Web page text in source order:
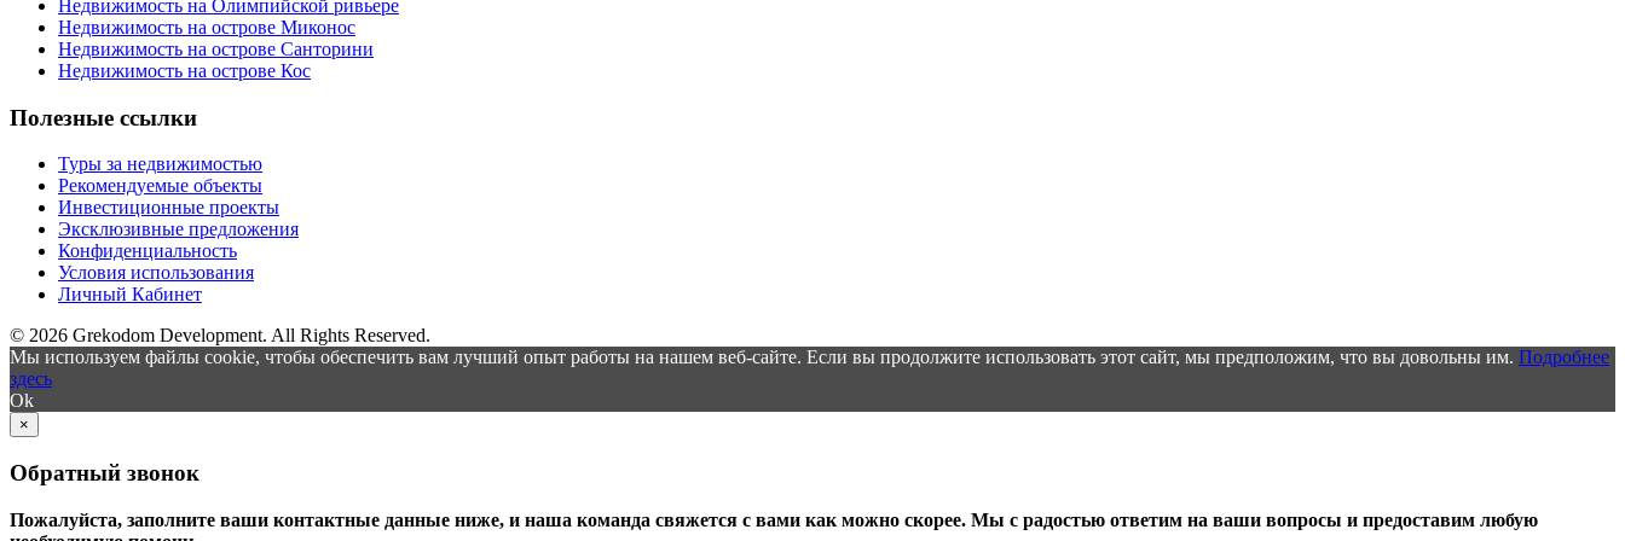
Недвижимость на Олимпийской ривьере
Недвижимость на острове Миконос
Недвижимость на острове Санторини
Недвижимость на острове Кос
Полезные ссылки
Туры за недвижимостью
Рекомендуемые объекты
Инвестиционные проекты
Эксклюзивные предложения
Конфиденциальность
Условия использования
Личный Кабинет
© 2026 Grekodom Development. All Rights Reserved.
Мы используем файлы cookie, чтобы обеспечить вам лучший опыт работы на нашем веб-сайте. Если вы продолжите использовать этот сайт, мы предположим, что вы довольны им. Подробнее
здесь
Ok
×
Обратный звонок
Пожалуйста, заполните ваши контактные данные ниже, и наша команда свяжется с вами как можно скорее. Мы с радостью ответим на ваши вопросы и предоставим любую